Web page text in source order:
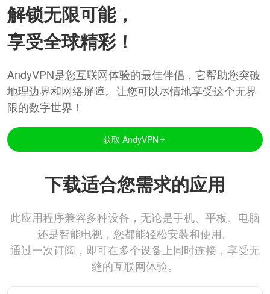
解锁无限可能，
享受全球精彩！
AndyVPN是您互联网体验的最佳伴侣，它帮助您突破
地理边界和网络屏障。让您可以尽情地享受这个无界
限的数字世界！
获取 AndyVPN
下载适合您需求的应用
此应用程序兼容多种设备，无论是手机、平板、电脑
还是智能电视，您都能轻松安装和使用。
通过一次订阅，即可在多个设备上同时连接，享受无
缝的互联网体验。